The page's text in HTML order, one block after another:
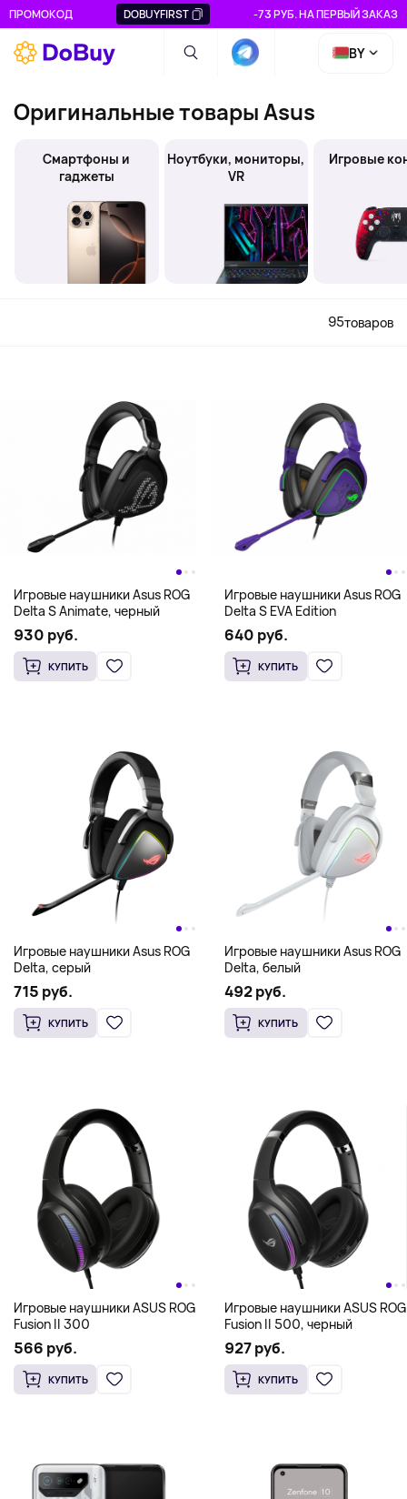
ПРОМОКОД DOBUYFIRST -73 РУБ. НА ПЕРВЫЙ ЗАКАЗ
BY
Оригинальные товары Asus
Смартфоны и
гаджеты
Ноутбуки, мониторы,
VR
Игровые
95товаров
Игровые наушники Asus ROG
Delta S Animate, черный
930 руб.
КУПИТЬ
Игровые наушники Asus ROG
Delta S EVA Edition
640 руб.
КУПИТЬ
Игровые наушники Asus ROG
Delta, серый
715 руб.
КУПИТЬ
Игровые наушники Asus ROG
Delta, белый
492 руб.
КУПИТЬ
Игровые наушники ASUS ROG
Fusion II 300
566 руб.
КУПИТЬ
Игровые наушники ASUS ROG
Fusion II 500, черный
927 руб.
КУПИТЬ